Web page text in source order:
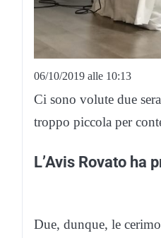
06/10/2019 alle 10:13
Ci sono volute due
troppo piccola per
L’Avis Rovato ha
Due, dunque, le